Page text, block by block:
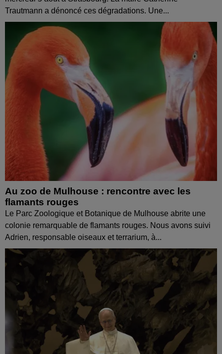
Trautmann a dénoncé ces dégradations. Une...
Au zoo de Mulhouse : rencontre avec les
flamants rouges
Le Parc Zoologique et Botanique de Mulhouse abrite une
colonie remarquable de flamants rouges. Nous avons suivi
Adrien, responsable oiseaux et terrarium, à...